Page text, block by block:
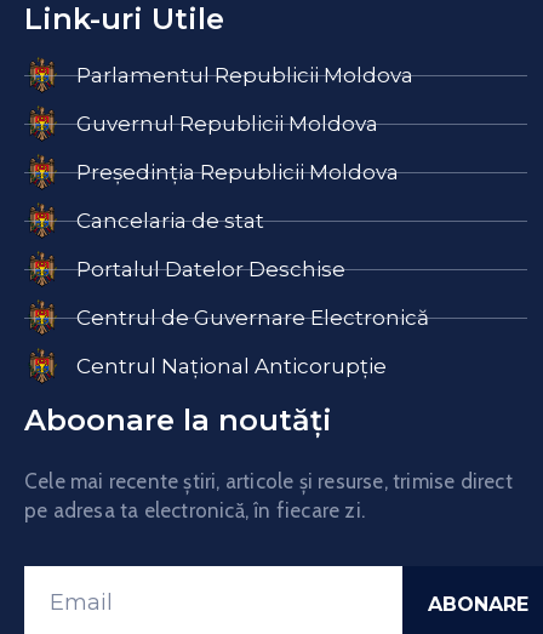
Link-uri Utile
Parlamentul Republicii Moldova
Guvernul Republicii Moldova
Președinția Republicii Moldova
Cancelaria de stat
Portalul Datelor Deschise
Centrul de Guvernare Electronică
Centrul Național Anticorupție
Aboonare la noutăți
Cele mai recente știri, articole și resurse, trimise direct
pe adresa ta electronică, în fiecare zi.